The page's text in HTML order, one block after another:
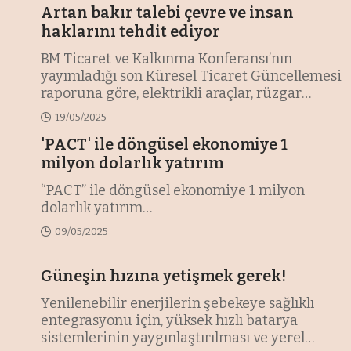
Artan bakır talebi çevre ve insan
haklarını tehdit ediyor
BM Ticaret ve Kalkınma Konferansı’nın
yayımladığı son Küresel Ticaret Güncellemesi
raporuna göre, elektrikli araçlar, rüzgar
türbinleri ve güneş panelleri gibi temiz
enerji teknolojilerinin üretiminde kritik bir
rol oynayan bakıra olan talep, 2040 yılına
kadar yüzde 40'tan fazla artacak.
19/05/2025
'PACT' ile döngüsel ekonomiye 1
milyon dolarlık yatırım
“PACT” ile döngüsel ekonomiye 1 milyon
dolarlık yatırım…
09/05/2025
Güneşin hızına yetişmek gerek!
Yenilenebilir enerjilerin şebekeye sağlıklı
entegrasyonu için, yüksek hızlı batarya
sistemlerinin yaygınlaştırılması ve yerel